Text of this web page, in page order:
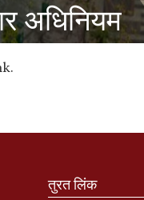
अधिनियम
तुरत लिंक